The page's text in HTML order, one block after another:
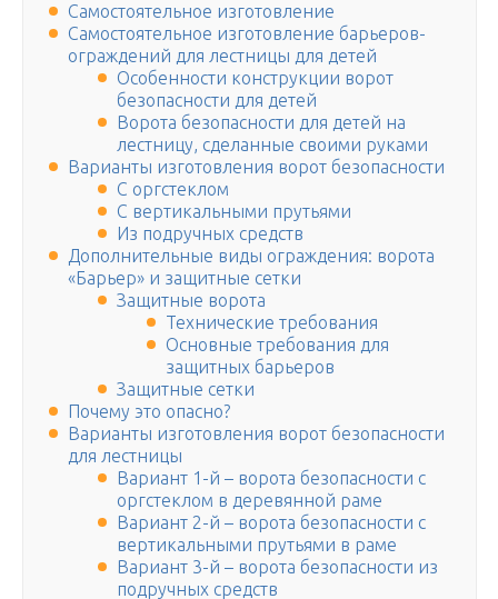
Самостоятельное изготовление
Самостоятельное изготовление барьеров-
ограждений для лестницы для детей
Особенности конструкции ворот
безопасности для детей
Ворота безопасности для детей на
лестницу, сделанные своими руками
Варианты изготовления ворот безопасности
С оргстеклом
С вертикальными прутьями
Из подручных средств
Дополнительные виды ограждения: ворота
«Барьер» и защитные сетки
Защитные ворота
Технические требования
Основные требования для
защитных барьеров
Защитные сетки
Почему это опасно?
Варианты изготовления ворот безопасности
для лестницы
Вариант 1-й – ворота безопасности с
оргстеклом в деревянной раме
Вариант 2-й – ворота безопасности с
вертикальными прутьями в раме
Вариант 3-й – ворота безопасности из
подручных средств